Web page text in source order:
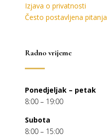
Izjava o privatnosti
Često postavljena pitanja
Radno vrijeme
Ponedjeljak – petak
8:00 – 19:00
Subota
8:00 – 15:00